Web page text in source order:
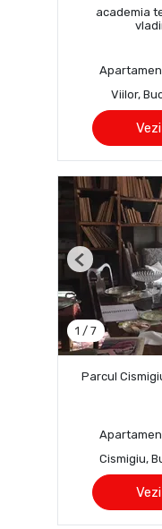
academia
Viilor,
1 / 7
Previous
Parcul
Cismigiu,